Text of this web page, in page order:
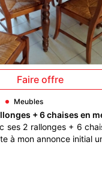
Faire offre
Meubles
+ 6 chaises en
ses 2 rallonges + 6
à mon annonce initial